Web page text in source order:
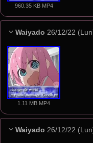
960.35 KB MP4
Waiyado 26/12/22
1.11 MB MP4
Waiyado 26/12/22